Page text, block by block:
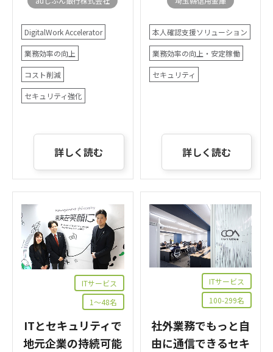
DigitalWork Accelerator
業務効率の向上
コスト削減
セキュリティ強化
詳しく読む
本人確認支援ソリューション
業務効率の向上・安定稼働
セキュリティ
詳しく読む
ITサービス
1～48名
ITとセキュリティで
地元企業の持続可能
ITサービス
100-299名
社外業務でもっと自
由に通信できるセキ